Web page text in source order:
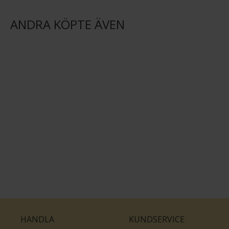
ANDRA KÖPTE ÄVEN
HANDLA KUNDSERVICE